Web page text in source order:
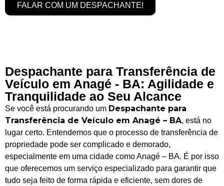
FALAR COM UM DESPACHANTE!
Despachante para Transferência de
Veículo em Anagé - BA: Agilidade e
Tranquilidade ao Seu Alcance
Se você está procurando um Despachante para
Transferência de Veículo em Anagé – BA, está no
lugar certo. Entendemos que o processo de transferência de
propriedade pode ser complicado e demorado,
especialmente em uma cidade como Anagé – BA. É por isso
que oferecemos um serviço especializado para garantir que
tudo seja feito de forma rápida e eficiente, sem dores de